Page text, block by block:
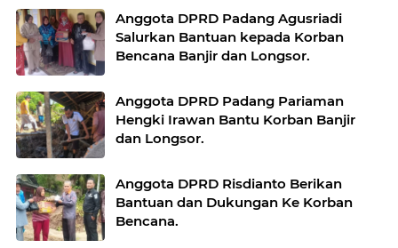
Anggota DPRD Padang Agusriadi
Salurkan Bantuan kepada Korban
Bencana Banjir dan Longsor.
Anggota DPRD Padang Pariaman
Hengki Irawan Bantu Korban Banjir
dan Longsor.
Anggota DPRD Risdianto Berikan
Bantuan dan Dukungan Ke Korban
Bencana.